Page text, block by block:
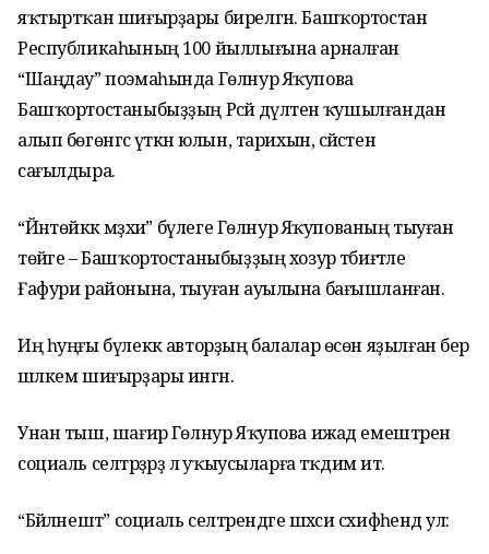
яҡтыртҡан шиғырҙары бирелгән. Башҡортостан
Республикаһының 100 йыллығына арналған
“Шаңдау” поэмаһында Гөлнур Яҡупова
Башҡортостаныбыҙҙың Рәсәй дәүләтенә ҡушылғандан
алып бөгөнгәсә үткән юлын, тарихын, сәйәсәтен
сағылдыра.
“Йәнтөйәккә мәҙхиә” бүлеге Гөлнур Яҡупованың тыуған
төйәге – Башҡортостаныбыҙҙың хозур тәбиғәтле
Ғафури районына, тыуған ауылына бағышланған.
Иң һуңғы бүлеккә авторҙың балалар өсөн яҙылған бер
шәлкем шиғырҙары ингән.
Унан тыш, шағирә Гөлнур Яҡупова ижад емештәрен
социаль селтәрҙәрҙә лә уҡыусыларға тәҡдим итә.
“Бәйләнештә” социаль селтәрендәге шәхси сәхифәһендә ул: